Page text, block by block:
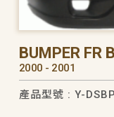
BUMPER FR
2000 - 2001
產品型號 : Y-